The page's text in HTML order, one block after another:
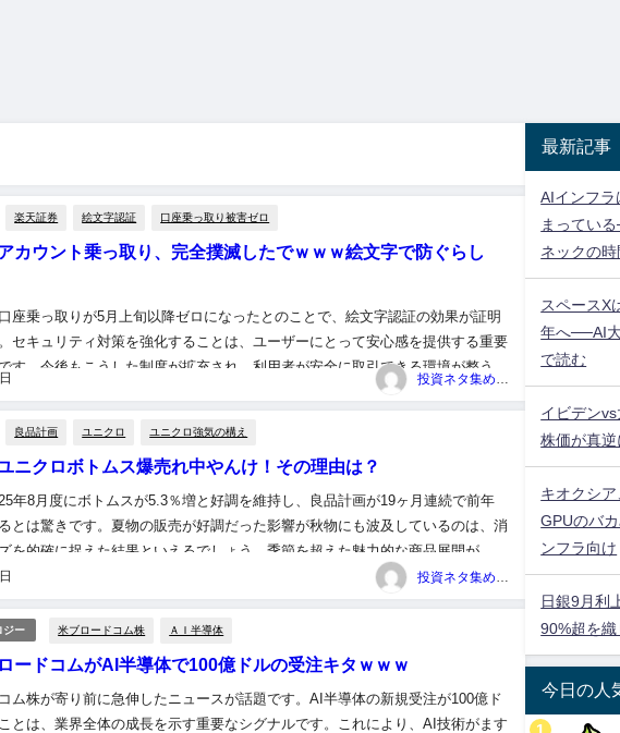
楽天証券 絵文字認証 口座乗っ取り被害ゼロ
カウント乗っ取り、完全撲滅したでｗｗｗ絵文字で防ぐらし
座乗っ取りが5月上旬以降ゼロになったとのことで、絵文字認証の効果が証明
セキュリティ対策を強化することは、ユーザーにとって安心感を提供する重要
す。今後もこうした制度が拡充され、利用者が安全に取引できる環境が整うこ
います。 ＜関連する記事＞ 楽天証券、口座乗っ取り「5月上旬以降...
投資ネタ集めておいたのだ！管理人
良品計画 ユニクロ ユニクロ強気の構え
ニクロボトムス爆売れ中やんけ！その理由は？
年8月度にボトムスが5.3％増と好調を維持し、良品計画が19ヶ月連続で前年
とは驚きです。夏物の販売が好調だった影響が秋物にも波及しているのは、消
を的確に捉えた結果といえるでしょう。季節を超えた魅力的な商品展開が、今
の鍵となりそうです。 ＜関連する記事＞ ユニクロ25年8...
投資ネタ集めておいたのだ！管理人
ジー 米ブロードコム株 ＡＩ半導体
ードコムがAI半導体で100億ドルの受注キタｗｗｗ
ム株が寄り前に急伸したニュースが話題です。AI半導体の新規受注が100億ド
とは、業界全体の成長を示す重要なシグナルです。これにより、AI技術がます
最新記事
AIインフ
まってい
ネックの時
スペースX
年へ──AI
で読む
イビデン
株価が真
キオクシア
GPUのバ
ンフラ向け
日銀9月利
90%超を
今日の人